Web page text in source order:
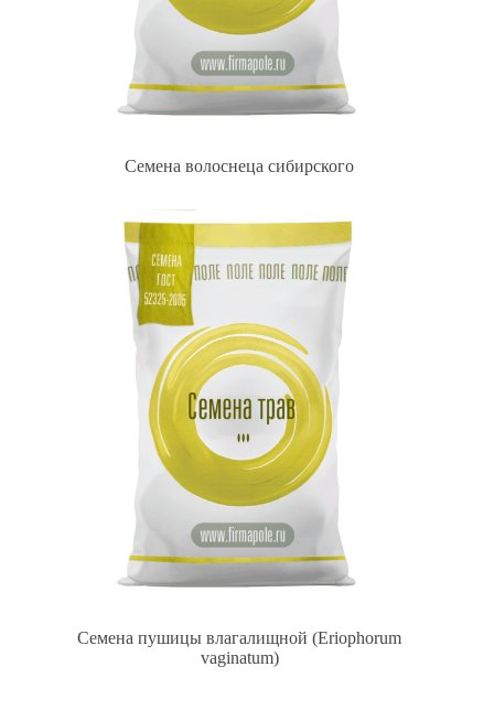
Семена волоснеца сибирского
Семена пушицы влагалищной (Eriophorum
vaginatum)